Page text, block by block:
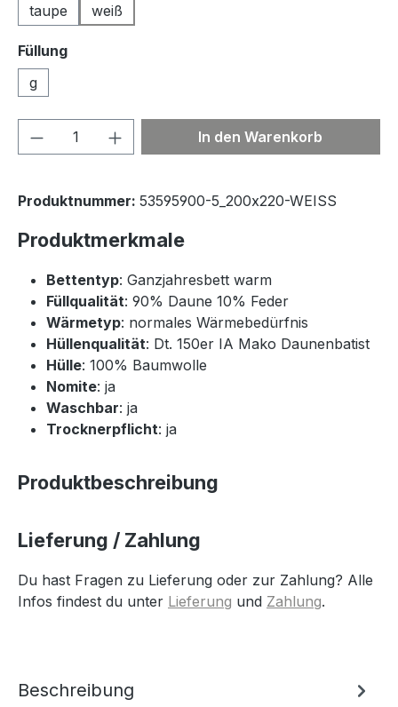
taupe
weiß
Füllung
g
Produkt Anzahl: Gib denIn den Warenkorb
Produktnummer: 53595900-5_200x220-WEISS
Produktmerkmale
Bettentyp: Ganzjahresbett warm
Füllqualität: 90% Daune 10% Feder
Wärmetyp: normales Wärmebedürfnis
Hüllenqualität: Dt. 150er IA Mako Daunenbatist
Hülle: 100% Baumwolle
Nomite: ja
Waschbar: ja
Trocknerpflicht: ja
Produktbeschreibung
Lieferung / Zahlung
Du hast Fragen zu Lieferung oder zur Zahlung? Alle
Infos findest du unter Lieferung und Zahlung.
Beschreibung